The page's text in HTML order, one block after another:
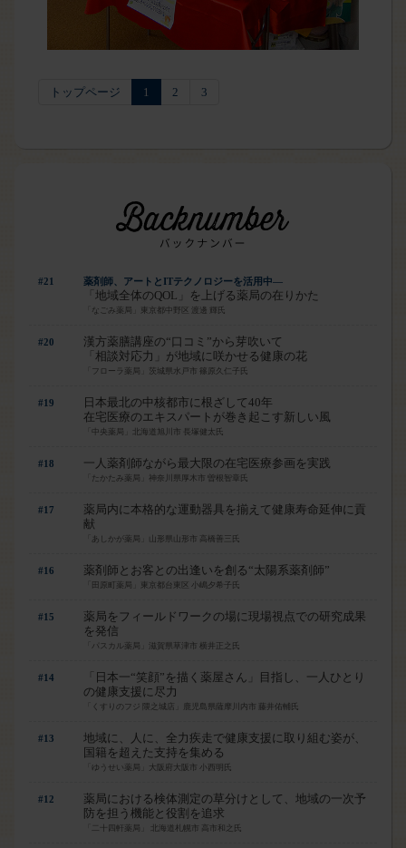
トップページ 1 2 3
#21 薬剤師、アートとITテクノロジーを活用中―
「地域全体のQOL」を上げる薬局の在りかた
「なごみ薬局」東京都中野区 渡邊 輝氏
#20
漢方薬膳講座の“口コミ”から芽吹いて
「相談対応力」が地域に咲かせる健康の花
「フローラ薬局」茨城県水戸市 篠原久仁子氏
#19
日本最北の中核都市に根ざして40年
在宅医療のエキスパートが巻き起こす新しい風
「中央薬局」北海道旭川市 長塚健太氏
#18 一人薬剤師ながら最大限の在宅医療参画を実践
「たかたみ薬局」神奈川県厚木市 曽根智章氏
#17
薬局内に本格的な運動器具を揃えて健康寿命延伸に貢
献
「あしかが薬局」山形県山形市 高橋善三氏
#16 薬剤師とお客との出逢いを創る“太陽系薬剤師”
「田原町薬局」東京都台東区 小嶋夕希子氏
#15
薬局をフィールドワークの場に現場視点での研究成果
を発信
「パスカル薬局」滋賀県草津市 横井正之氏
#14
「日本一“笑顔”を描く薬屋さん」目指し、一人ひとり
の健康支援に尽力
「くすりのフジ 隈之城店」鹿児島県薩摩川内市 藤井佑輔氏
#13
地域に、人に、全力疾走で健康支援に取り組む姿が、
国籍を超えた支持を集める
「ゆうせい薬局」大阪府大阪市 小西明氏
#12
薬局における検体測定の草分けとして、地域の一次予
防を担う機能と役割を追求
「二十四軒薬局」 北海道札幌市 高市和之氏
はい